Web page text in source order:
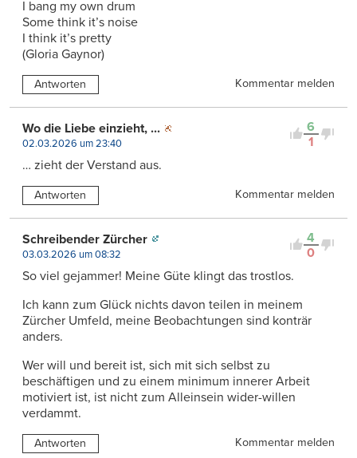
I bang my own drum
Some think it’s noise
I think it’s pretty
(Gloria Gaynor)
Antworten Kommentar melden
6
1
Wo die Liebe einzieht, ...
02.03.2026 um 23:40
… zieht der Verstand aus.
Antworten Kommentar melden
4
0
Schreibender Zürcher
03.03.2026 um 08:32
So viel gejammer! Meine Güte klingt das trostlos.
Ich kann zum Glück nichts davon teilen in meinem
Zürcher Umfeld, meine Beobachtungen sind konträr
anders.
Wer will und bereit ist, sich mit sich selbst zu
beschäftigen und zu einem minimum innerer Arbeit
motiviert ist, ist nicht zum Alleinsein wider-willen
verdammt.
Antworten Kommentar melden